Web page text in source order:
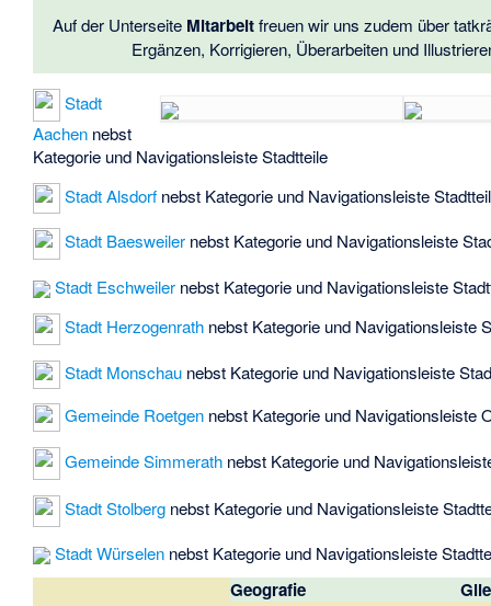
Auf der Unterseite Mitarbeitfreuen wir uns zudem über
Ergänzen, Korrigieren, Überarbeiten und
Stadt
Aachen nebst
Kategorie und Navigationsleiste Stadtteile
Stadt Alsdorf nebst Kategorie und Navigationsleiste
Stadt Baesweiler nebst Kategorie und Navigationsleiste
Stadt Eschweiler nebst Kategorie und Navigationsleiste
Stadt Herzogenrath nebst Kategorie und Navigationsleiste
Stadt Monschau nebst Kategorie und Navigationsleiste
Gemeinde Roetgen nebst Kategorie und Navigationsleiste
Gemeinde Simmerath nebst Kategorie und
Stadt Stolberg nebst Kategorie und Navigationsleiste
Stadt Würselen nebst Kategorie und Navigationsleiste
Geografie